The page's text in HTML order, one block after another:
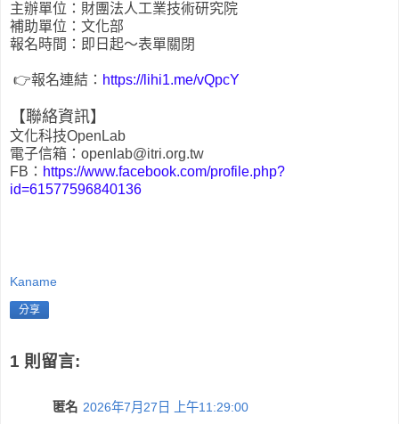
主辦單位：財團法人工業技術研究院
補助單位：文化部
報名時間：即日起～表單關閉
👉報名連結： https://lihi1.me/vQpcY
【聯絡資訊】
文化科技OpenLab
電子信箱：openlab@itri.org.tw
FB： https://www.facebook.com/profile.php?
id=61577596840136
Kaname
分享
1 則留言:
匿名 2026年7月27日 上午11:29:00